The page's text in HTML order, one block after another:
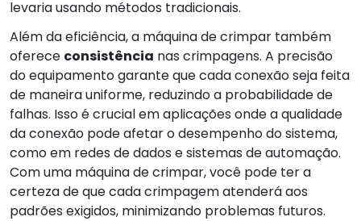
levaria usando métodos tradicionais.
Além da eficiência, a máquina de crimpar também
oferece consistência nas crimpagens. A precisão
do equipamento garante que cada conexão seja feita
de maneira uniforme, reduzindo a probabilidade de
falhas. Isso é crucial em aplicações onde a qualidade
da conexão pode afetar o desempenho do sistema,
como em redes de dados e sistemas de automação.
Com uma máquina de crimpar, você pode ter a
certeza de que cada crimpagem atenderá aos
padrões exigidos, minimizando problemas futuros.